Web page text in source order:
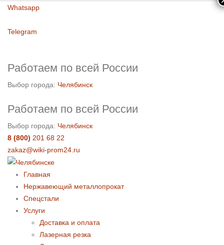
Whatsapp
Telegram
Работаем по всей России
Выбор города: Челябинск
Работаем по всей России
Выбор города: Челябинск
8 (800) 201 68 22
zakaz@wiki-prom24.ru
Главная
Нержавеющий металлопрокат
Спецстали
Услуги
Доставка и оплата
Лазерная резка